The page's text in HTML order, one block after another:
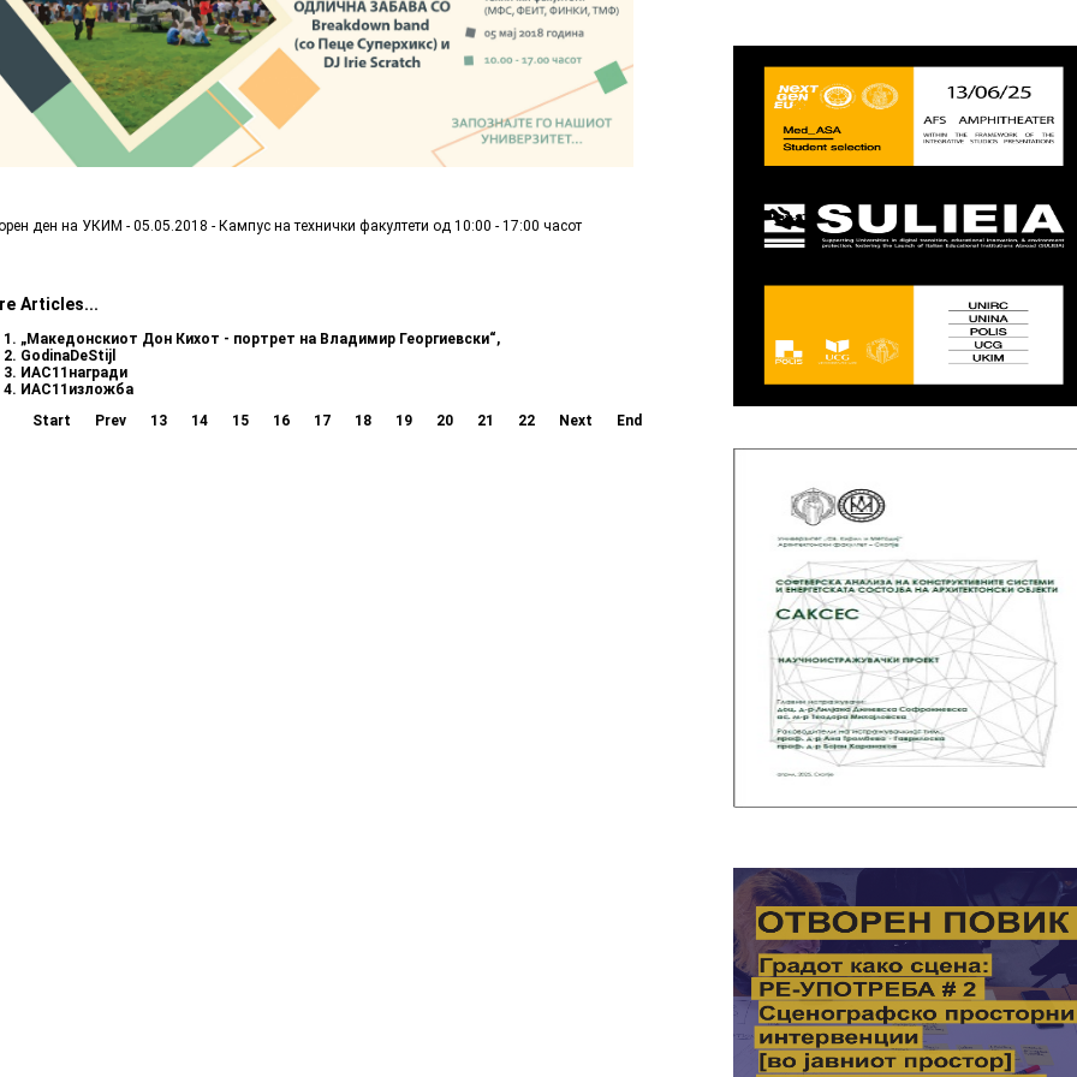
ден на УКИМ - 05.05.2018 - Кампус на технички факултети од 10:00 - 17:00 часот
Articles...
„Македонскиот Дон Кихот - портрет на Владимир Георгиевски“,
GodinaDeStijl
ИАС11награди
ИАС11изложба
Start
Prev 13 14 15 16 17 18 19 20 21 22 Next End